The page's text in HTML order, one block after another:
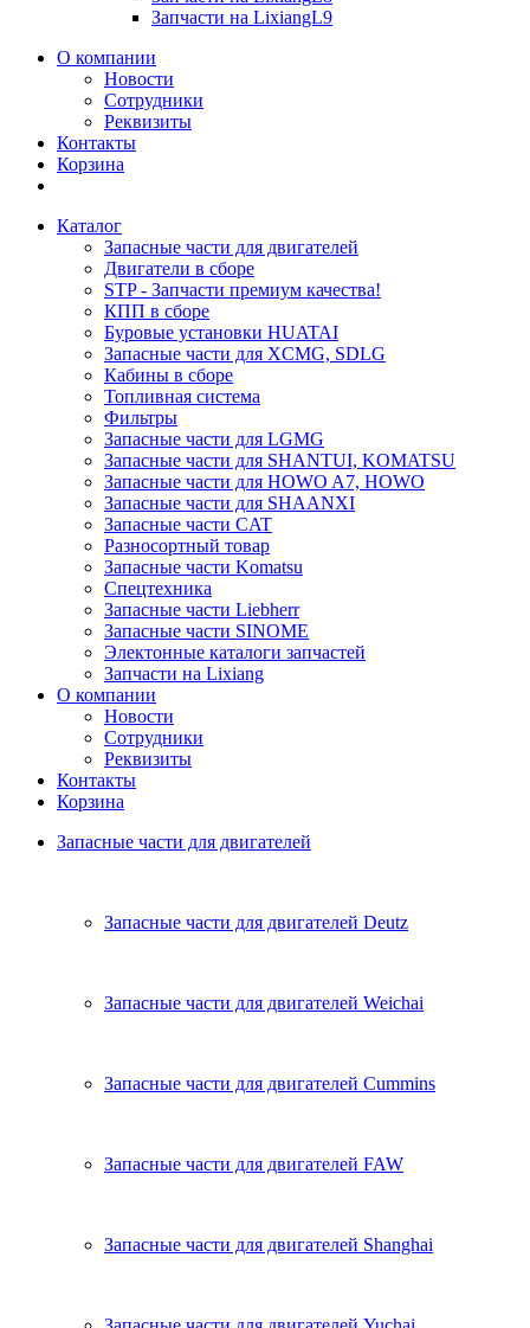
Запчасти на LixiangL9
О компании
Новости
Сотрудники
Реквизиты
Контакты
Корзина
Каталог
Запасные части для двигателей
Двигатели в сборе
STP - Запчасти премиум качества!
КПП в сборе
Буровые установки HUATAI
Запасные части для XCMG, SDLG
Кабины в сборе
Топливная система
Фильтры
Запасные части для LGMG
Запасные части для SHANTUI, KOMATSU
Запасные части для HOWO A7, HOWO
Запасные части для SHAANXI
Запасные части CAT
Разносортный товар
Запасные части Komatsu
Спецтехника
Запасные части Liebherr
Запасные части SINOME
Электонные каталоги запчастей
Запчасти на Lixiang
О компании
Новости
Сотрудники
Реквизиты
Контакты
Корзина
Запасные части для двигателей
Запасные части для двигателей Deutz
Запасные части для двигателей Weichai
Запасные части для двигателей Cummins
Запасные части для двигателей FAW
Запасные части для двигателей Shanghai